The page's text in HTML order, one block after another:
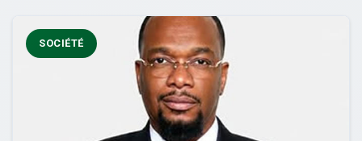
SOCIÉTÉ